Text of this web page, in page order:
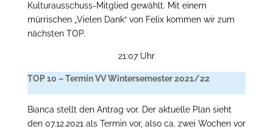
Kulturausschuss-Mitglied gewählt. Mit einem
mürrischen „Vielen Dank“ von Felix kommen wir zum
nächsten TOP.
21:07 Uhr
TOP 10 – Termin VV Wintersemester 2021/22
Bianca stellt den Antrag vor. Der aktuelle Plan sieht
den 07.12.2021 als Termin vor, also ca. zwei Wochen vor